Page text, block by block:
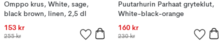
Omppo krus, White, sage,
black brown, linen, 2,5 dl
153 kr
255 kr
Puutarhurin Parhaat gryteklut,
White-black-orange
160 kr
230 kr